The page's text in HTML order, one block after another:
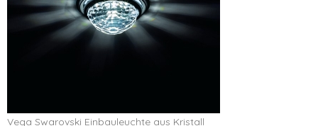
Vega Swarovski Einbauleuchte aus Kristall